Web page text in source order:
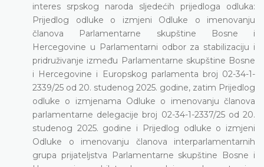
interes srpskog naroda sljedećih prijedloga odluka:
Prijedlog odluke o izmjeni Odluke o imenovanju
članova Parlamentarne skupštine Bosne i
Hercegovine u Parlamentarni odbor za stabilizaciju i
pridruživanje između Parlamentarne skupštine Bosne
i Hercegovine i Europskog parlamenta broj 02-34-1-
2339/25 od 20. studenog 2025. godine, zatim Prijedlog
odluke o izmjenama Odluke o imenovanju članova
parlamentarne delegacije broj 02-34-1-2337/25 od 20.
studenog 2025. godine i Prijedlog odluke o izmjeni
Odluke o imenovanju članova interparlamentarnih
grupa prijateljstva Parlamentarne skupštine Bosne i